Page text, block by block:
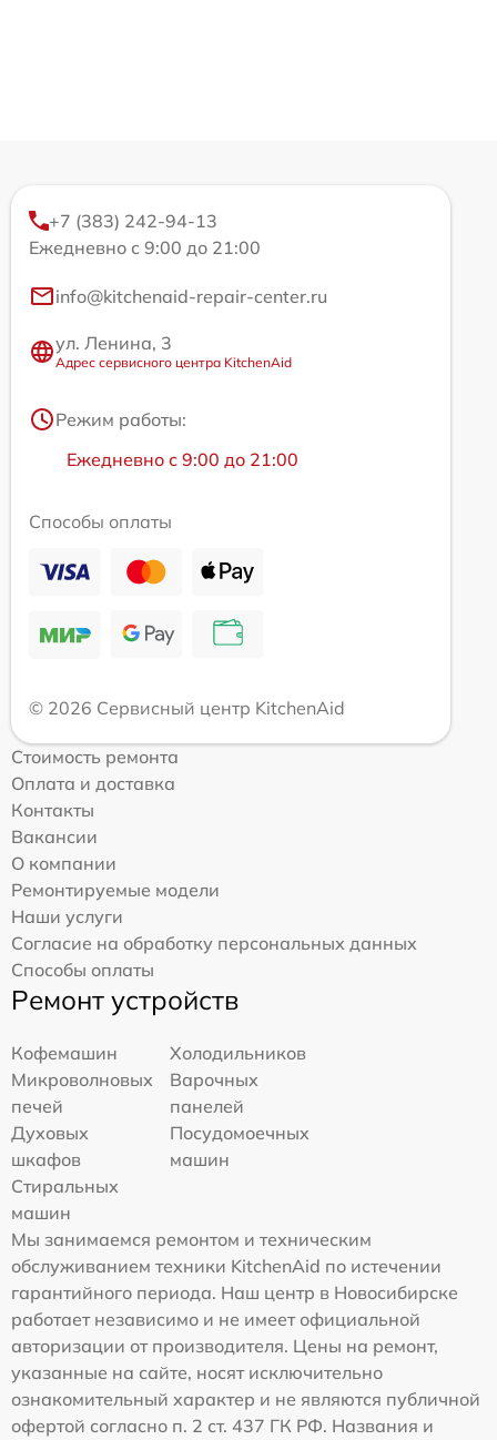
+7 (383) 242-94-13
Ежедневно с 9:00 до 21:00
info@kitchenaid-repair-center.ru
ул. Ленина, 3
Адрес сервисного центра KitchenAid
Режим работы:
Ежедневно с 9:00 до 21:00
Способы оплаты
© 2026 Сервисный центр KitchenAid
Стоимость ремонта
Оплата и доставка
Контакты
Вакансии
О компании
Ремонтируемые модели
Наши услуги
Согласие на обработку персональных данных
Способы оплаты
Ремонт устройств
Кофемашин
Холодильников
Микроволновых
печей
Варочных
панелей
Духовых
шкафов
Посудомоечных
машин
Стиральных
машин
Мы занимаемся ремонтом и техническим
обслуживанием техники KitchenAid по истечении
гарантийного периода. Наш центр в Новосибирске
работает независимо и не имеет официальной
авторизации от производителя. Цены на ремонт,
указанные на сайте, носят исключительно
ознакомительный характер и не являются публичной
офертой согласно п. 2 ст. 437 ГК РФ. Названия и